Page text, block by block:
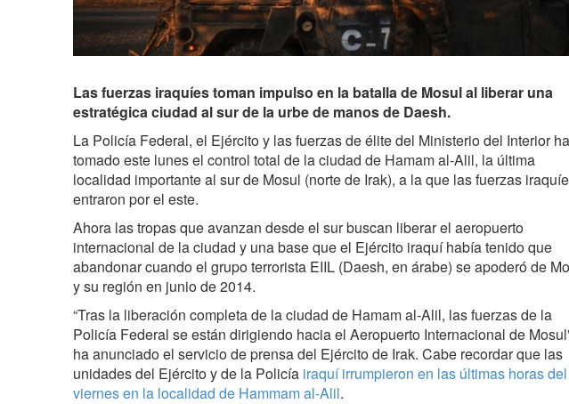
Las fuerzas iraquíes toman impulso en la batalla de Mosul al liberar una
estratégica ciudad al sur de la urbe de manos de Daesh.
La Policía Federal, el Ejército y las fuerzas de élite del Ministerio del Interior
tomado este lunes el control total de la ciudad de Hamam al-Alil, la última
localidad importante al sur de Mosul (norte de Irak), a la que las fuerzas
entraron por el este.
Ahora las tropas que avanzan desde el sur buscan liberar el aeropuerto
internacional de la ciudad y una base que el Ejército iraquí había tenido que
abandonar cuando el grupo terrorista EIIL (Daesh, en árabe) se apoderó de
y su región en junio de 2014.
“Tras la liberación completa de la ciudad de Hamam al-Alil, las fuerzas de la
Policía Federal se están dirigiendo hacia el Aeropuerto Internacional de
ha anunciado el servicio de prensa del Ejército de Irak. Cabe recordar que las
unidades del Ejército y de la Policía iraquí irrumpieron en las últimas horas del
viernes en la localidad de Hammam al-Alil.